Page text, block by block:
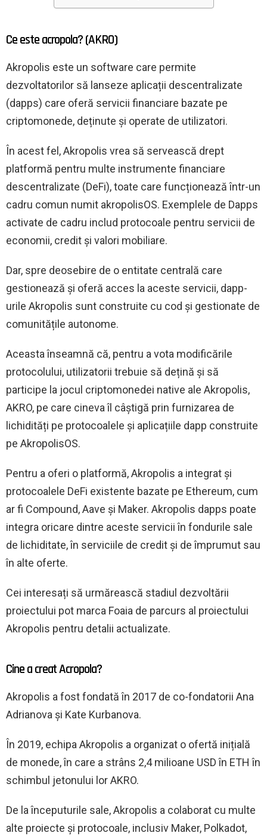
Ce este acropola? (AKRO)
Akropolis este un software care permite
dezvoltatorilor să lanseze aplicații descentralizate
(dapps) care oferă servicii financiare bazate pe
criptomonede, deținute și operate de utilizatori.
În acest fel, Akropolis vrea să servească drept
platformă pentru multe instrumente financiare
descentralizate (DeFi), toate care funcționează într-un
cadru comun numit akropolisOS. Exemplele de Dapps
activate de cadru includ protocoale pentru servicii de
economii, credit și valori mobiliare.
Dar, spre deosebire de o entitate centrală care
gestionează și oferă acces la aceste servicii, dapp-
urile Akropolis sunt construite cu cod și gestionate de
comunitățile autonome.
Aceasta înseamnă că, pentru a vota modificările
protocolului, utilizatorii trebuie să dețină și să
participe la jocul criptomonedei native ale Akropolis,
AKRO, pe care cineva îl câștigă prin furnizarea de
lichidități pe protocoalele și aplicațiile dapp construite
pe AkropolisOS.
Pentru a oferi o platformă, Akropolis a integrat și
protocoalele DeFi existente bazate pe Ethereum, cum
ar fi Compound, Aave și Maker. Akropolis dapps poate
integra oricare dintre aceste servicii în fondurile sale
de lichiditate, în serviciile de credit și de împrumut sau
în alte oferte.
Cei interesați să urmărească stadiul dezvoltării
proiectului pot marca Foaia de parcurs al proiectului
Akropolis pentru detalii actualizate.
Cine a creat Acropola?
Akropolis a fost fondată în 2017 de co-fondatorii Ana
Adrianova și Kate Kurbanova.
În 2019, echipa Akropolis a organizat o ofertă inițială
de monede, în care a strâns 2,4 milioane USD în ETH în
schimbul jetonului lor AKRO.
De la începuturile sale, Akropolis a colaborat cu multe
alte proiecte și protocoale, inclusiv Maker, Polkadot,